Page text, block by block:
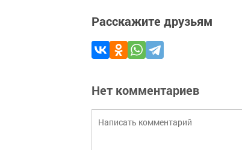
Расскажите друзьям
Нет комментариев